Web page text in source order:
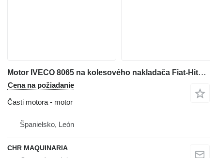
Motor IVECO 8065 na kolesového nakladača Fiat-Hitachi FR130
Cena na požiadanie
Časti motora - motor
Španielsko, León
CHR MAQUINARIA